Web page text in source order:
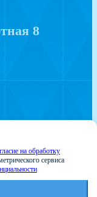
8
на обработку
сервиса